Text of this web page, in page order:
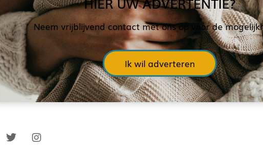
Neem vrijblijvend contact met ons op voor de
Ik wil adverteren